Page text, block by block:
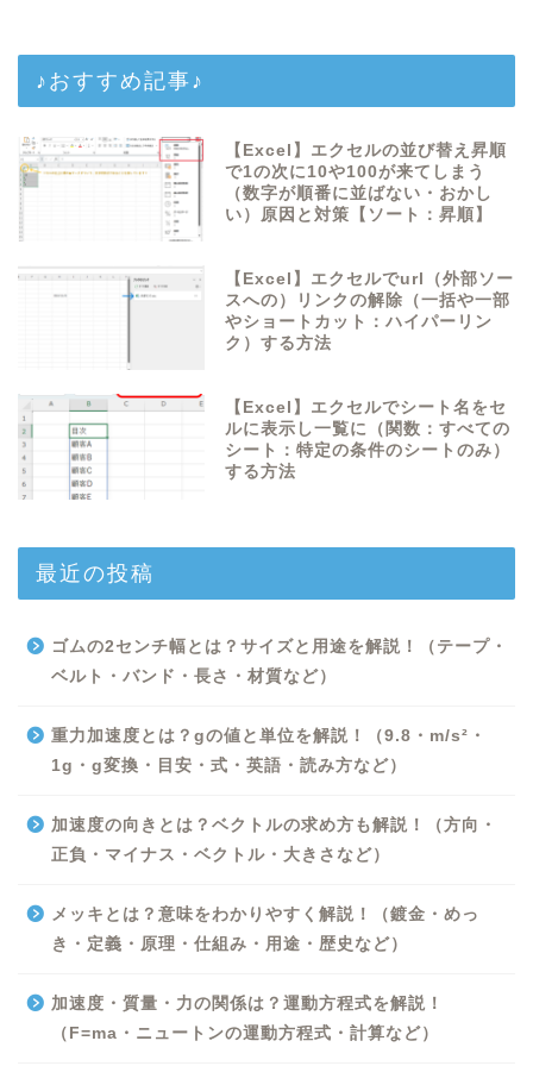
♪おすすめ記事♪
【Excel】エクセルの並び替え昇順
で1の次に10や100が来てしまう
（数字が順番に並ばない・おかし
い）原因と対策【ソート：昇順】
【Excel】エクセルでurl（外部ソー
スへの）リンクの解除（一括や一部
やショートカット：ハイパーリン
ク）する方法
【Excel】エクセルでシート名をセ
ルに表示し一覧に（関数：すべての
シート：特定の条件のシートのみ）
する方法
最近の投稿
ゴムの2センチ幅とは？サイズと用途を解説！（テープ・
ベルト・バンド・長さ・材質など）
重力加速度とは？gの値と単位を解説！（9.8・m/s²・
1g・g変換・目安・式・英語・読み方など）
加速度の向きとは？ベクトルの求め方も解説！（方向・
正負・マイナス・ベクトル・大きさなど）
メッキとは？意味をわかりやすく解説！（鍍金・めっ
き・定義・原理・仕組み・用途・歴史など）
加速度・質量・力の関係は？運動方程式を解説！
（F=ma・ニュートンの運動方程式・計算など）
Python
WORD